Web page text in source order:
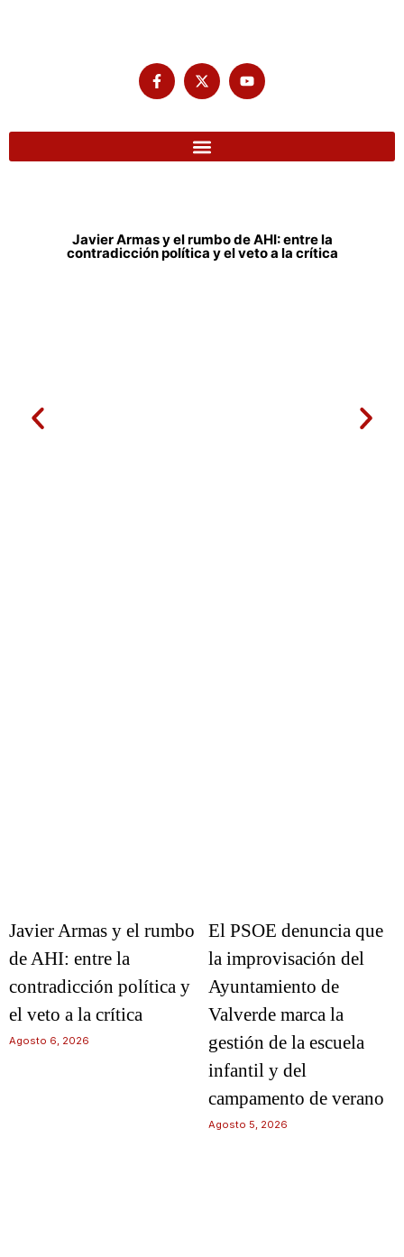
Javier Armas y el rumbo de AHI: entre la
contradicción política y el veto a la crítica
Javier Armas y el rumbo
de AHI: entre la
contradicción política y
el veto a la crítica
Agosto 6, 2026
El PSOE denuncia que
la improvisación del
Ayuntamiento de
Valverde marca la
gestión de la escuela
infantil y del
campamento de verano
Agosto 5, 2026